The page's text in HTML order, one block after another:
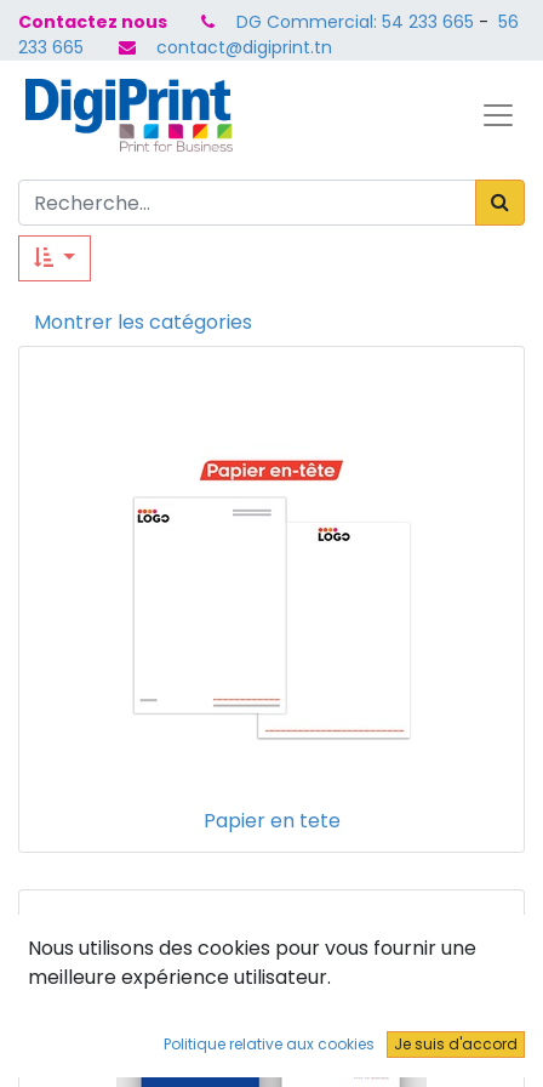
Contactez nous DG Commercial: 54 233 665 - 56
233 665
contact@digiprint.tn
Montrer les catégories
Papier en tete
Nous utilisons des cookies pour vous fournir une
meilleure expérience utilisateur.
Politique relative aux cookies Je suis d'accord